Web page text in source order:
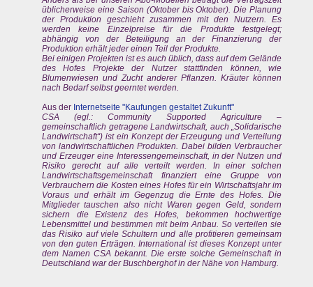
üblicherweise eine Saison (Oktober bis Oktober). Die Planung
der Produktion geschieht zusammen mit den Nutzern. Es
werden keine Einzelpreise für die Produkte festgelegt;
abhängig von der Beteiligung an der Finanzierung der
Produktion erhält jeder einen Teil der Produkte.
Bei einigen Projekten ist es auch üblich, dass auf dem Gelände
des Hofes Projekte der Nutzer stattfinden können, wie
Blumenwiesen und Zucht anderer Pflanzen. Kräuter können
nach Bedarf selbst geerntet werden.
Aus der Internetseite "Kaufungen gestaltet Zukunft"
CSA (egl.: Community Supported Agriculture –
gemeinschaftlich getragene Landwirtschaft, auch „Solidarische
Landwirtschaft“) ist ein Konzept der Erzeugung und Verteilung
von landwirtschaftlichen Produkten. Dabei bilden Verbraucher
und Erzeuger eine Interessengemeinschaft, in der Nutzen und
Risiko gerecht auf alle verteilt werden. In einer solchen
Landwirtschaftsgemeinschaft finanziert eine Gruppe von
Verbrauchern die Kosten eines Hofes für ein Wirtschaftsjahr im
Voraus und erhält im Gegenzug die Ernte des Hofes. Die
Mitglieder tauschen also nicht Waren gegen Geld, sondern
sichern die Existenz des Hofes, bekommen hochwertige
Lebensmittel und bestimmen mit beim Anbau. So verteilen sie
das Risiko auf viele Schultern und alle profitieren gemeinsam
von den guten Erträgen. International ist dieses Konzept unter
dem Namen CSA bekannt. Die erste solche Gemeinschaft in
Deutschland war der Buschberghof in der Nähe von Hamburg.